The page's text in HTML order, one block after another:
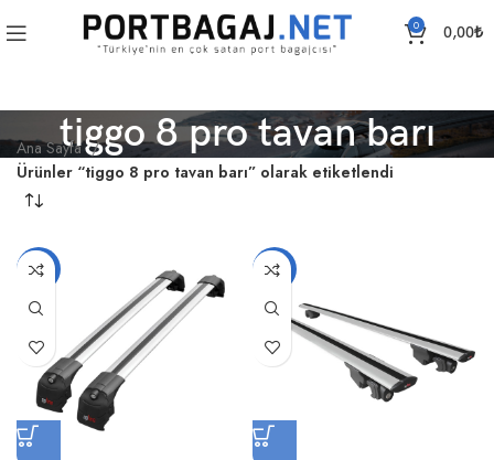
0 0,00₺
tiggo 8 pro tavan barı
Ana Sayfa
Ürünler “tiggo 8 pro tavan barı” olarak etiketlendi
-14% -14%